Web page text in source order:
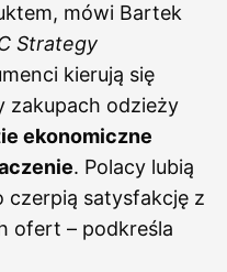
mówi Bartek
Strategy
kierują się
zakupach odzieży
ekonomiczne
. Polacy lubią
czerpią satysfakcję z
ofert – podkreśla